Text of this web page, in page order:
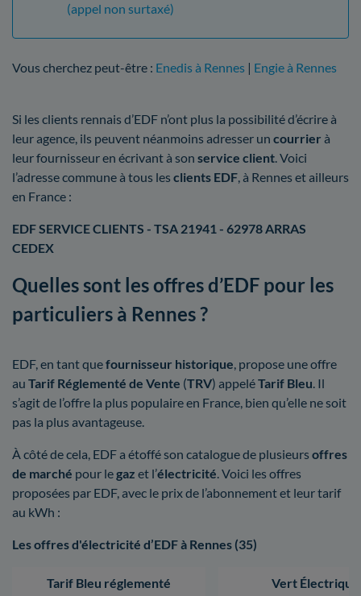
(appel non surtaxé)
Vous cherchez peut-être : Enedis à Rennes | Engie à Rennes
Si les clients rennais d’EDF n’ont plus la possibilité d’écrire à
leur agence, ils peuvent néanmoins adresser un courrier à
leur fournisseur en écrivant à son service client. Voici
l’adresse commune à tous les clients EDF, à Rennes et ailleurs
en France :
EDF SERVICE CLIENTS - TSA 21941 - 62978 ARRAS
CEDEX
Quelles sont les offres d’EDF pour les
particuliers à Rennes ?
EDF, en tant quefournisseur historique, propose une offre
au Tarif Réglementé de Vente (TRV) appeléTarif Bleu. Il
s’agit de l’offre la plus populaire en France, bien qu’elle ne soit
pas la plus avantageuse.
À côté de cela, EDF a étoffé son catalogue de plusieurs offres
de marché pour legaz et l’électricité. Voici les offres
proposées par EDF, avec le prix de l’abonnement et leur tarif
au kWh :
Les offres d'électricité d’EDF à Rennes (35)
Tarif Bleu réglementé Vert Électrique